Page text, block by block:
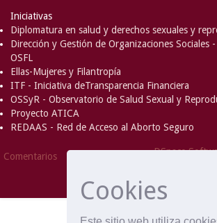
Cookies
Iniciativas
Diplomatura en salud y derechos sexuales y
Dirección y Gestión de Organizaciones Sociales
OSFL
Ellas-Mujeres y Filantropía
ITF - Iniciativa deTransparencia Financiera
OSSyR - Observatorio de Salud Sexual y
Proyecto ATICA
REDAAS - Red de Acceso al Aborto Seguro
Comentarios DSpace
-